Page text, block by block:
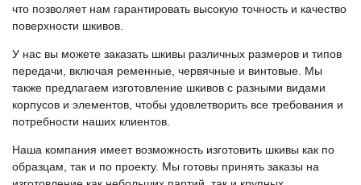
что позволяет нам гарантировать высокую точность и качество
поверхности шкивов.
У нас вы можете заказать шкивы различных размеров и типов
передачи, включая ременные, червячные и винтовые. Мы
также предлагаем изготовление шкивов с разными видами
корпусов и элементов, чтобы удовлетворить все требования и
потребности наших клиентов.
Наша компания имеет возможность изготовить шкивы как по
образцам, так и по проекту. Мы готовы принять заказы на